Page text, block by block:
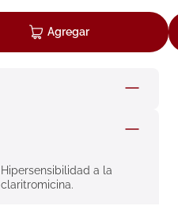
Agregar
Hipersensibilidad a la
claritromicina.